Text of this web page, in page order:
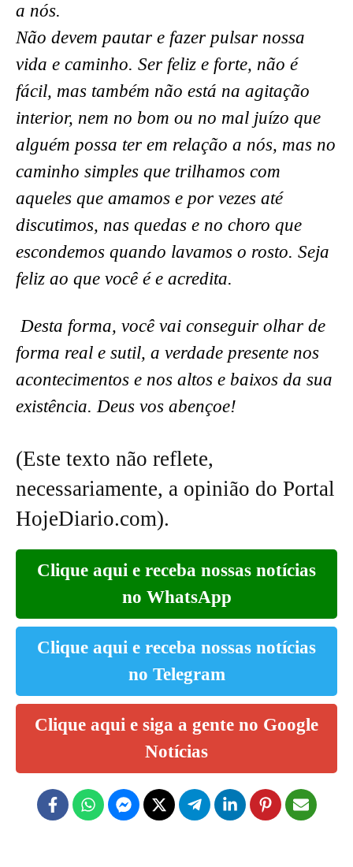
a nós.
Não devem pautar e fazer pulsar nossa
vida e caminho. Ser feliz e forte, não é
fácil, mas também não está na agitação
interior, nem no bom ou no mal juízo que
alguém possa ter em relação a nós, mas no
caminho simples que trilhamos com
aqueles que amamos e por vezes até
discutimos, nas quedas e no choro que
escondemos quando lavamos o rosto. Seja
feliz ao que você é e acredita.
Desta forma, você vai conseguir olhar de
forma real e sutil, a verdade presente nos
acontecimentos e nos altos e baixos da sua
existência. Deus vos abençoe!
(Este texto não reflete,
necessariamente, a opinião do Portal
HojeDiario.com).
Clique aqui e receba nossas notícias
no WhatsApp
Clique aqui e receba nossas notícias
no Telegram
Clique aqui e siga a gente no Google
Notícias